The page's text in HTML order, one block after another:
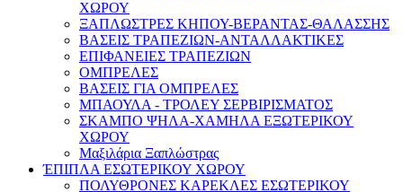
ΧΩΡΟΥ
ΞΑΠΛΩΣΤΡΕΣ ΚΗΠΟΥ-ΒΕΡΑΝΤΑΣ-ΘΑΛΑΣΣΗΣ
ΒΑΣΕΙΣ ΤΡΑΠΕΖΙΩΝ-ΑΝΤΑΛΛΑΚΤΙΚΕΣ
ΕΠΙΦΑΝΕΙΕΣ ΤΡΑΠΕΖΙΩΝ
ΟΜΠΡΕΛΕΣ
ΒΑΣΕΙΣ ΓΙΑ ΟΜΠΡΕΛΕΣ
ΜΠΑΟΥΛΑ - ΤΡΟΛΕΥ ΣΕΡΒΙΡΙΣΜΑΤΟΣ
ΣΚΑΜΠΟ ΨΗΛΑ-ΧΑΜΗΛΑ ΕΞΩΤΕΡΙΚΟΥ
ΧΩΡΟΥ
Μαξιλάρια Ξαπλώστρας
ΈΠΙΠΛΑ ΕΣΩΤΕΡΙΚΟΥ ΧΩΡΟΥ
ΠΟΛΥΘΡΟΝΕΣ ΚΑΡΕΚΛΕΣ ΕΣΩΤΕΡΙΚΟΥ